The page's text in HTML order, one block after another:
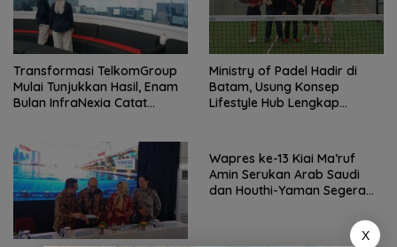
Transformasi TelkomGroup
Mulai Tunjukkan Hasil, Enam
Bulan InfraNexia Catat
Ministry of Padel Hadir di
Batam, Usung Konsep
Lifestyle Hub Lengkap
Wapres ke-13 Kiai Ma’ruf
Amin Serukan Arab Saudi
dan Houthi-Yaman Segera
X